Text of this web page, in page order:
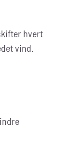
hvert
vind.